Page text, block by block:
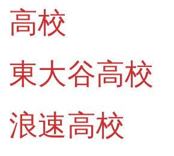
高校
東大谷高校
浪速高校